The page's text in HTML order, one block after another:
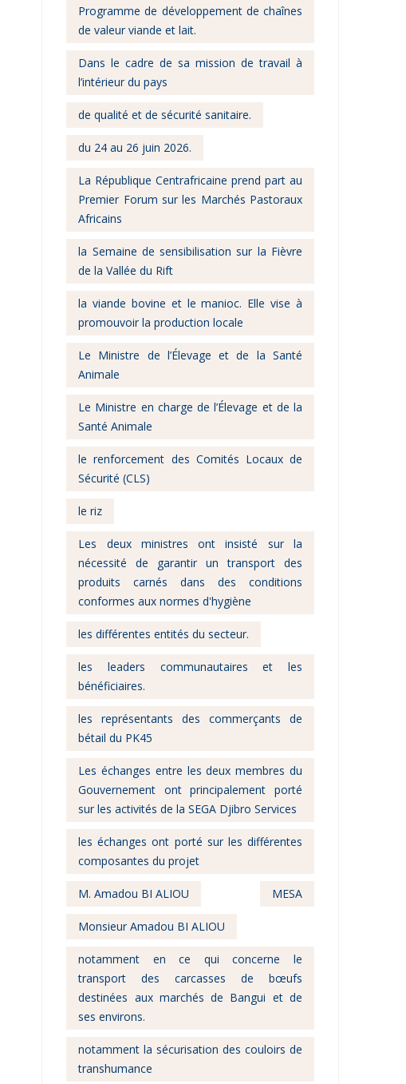
Programme de développement de chaînes
de valeur viande et lait.
Dans le cadre de sa mission de travail à
l’intérieur du pays
de qualité et de sécurité sanitaire.
du 24 au 26 juin 2026.
La République Centrafricaine prend part au
Premier Forum sur les Marchés Pastoraux
Africains
la Semaine de sensibilisation sur la Fièvre
de la Vallée du Rift
la viande bovine et le manioc. Elle vise à
promouvoir la production locale
Le Ministre de l’Élevage et de la Santé
Animale
Le Ministre en charge de l’Élevage et de la
Santé Animale
le renforcement des Comités Locaux de
Sécurité (CLS)
le riz
Les deux ministres ont insisté sur la
nécessité de garantir un transport des
produits carnés dans des conditions
conformes aux normes d'hygiène
les différentes entités du secteur.
les leaders communautaires et les
bénéficiaires.
les représentants des commerçants de
bétail du PK45
Les échanges entre les deux membres du
Gouvernement ont principalement porté
sur les activités de la SEGA Djibro Services
les échanges ont porté sur les différentes
composantes du projet
M. Amadou BI ALIOU MESA
Monsieur Amadou BI ALIOU
notamment en ce qui concerne le
transport des carcasses de bœufs
destinées aux marchés de Bangui et de
ses environs.
notamment la sécurisation des couloirs de
transhumance